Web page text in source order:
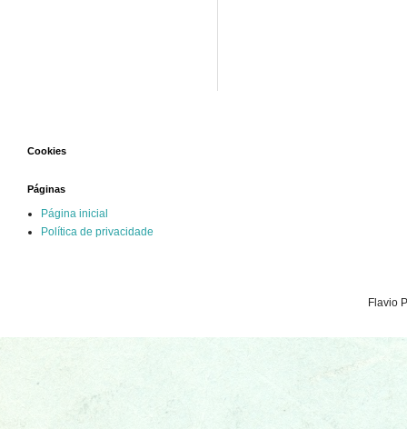
Cookies
Páginas
Página inicial
Política de privacidade
Flavio